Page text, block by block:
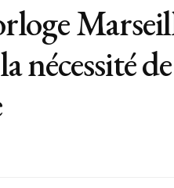
nécessité